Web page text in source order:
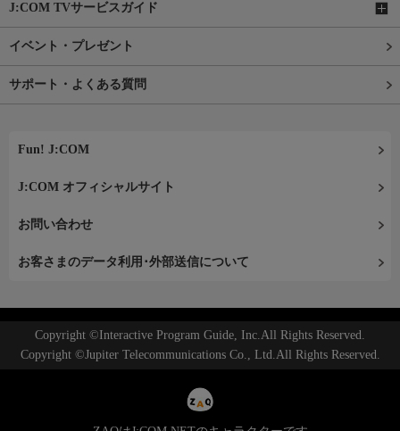
J:COM TVサービスガイド
イベント・プレゼント
サポート・よくある質問
Fun! J:COM
J:COM オフィシャルサイト
お問い合わせ
お客さまのデータ利用･外部送信について
Copyright ©Interactive Program Guide, Inc.All Rights Reserved.
Copyright ©Jupiter Telecommunications Co., Ltd.All Rights Reserved.